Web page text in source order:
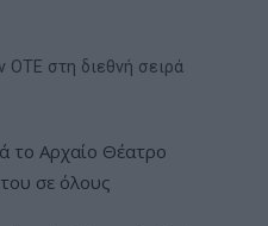
ΟΤΕ στη διεθνή σειρά